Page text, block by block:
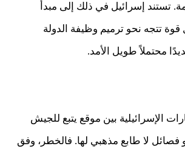
تستند إسرائيل في ذلك إلى مبدأ
تتجه نحو ترميم وظيفة الدولة
محتملاً طويل الأمد.
الإسرائيلية بين موقع يتبع للجيش
فصائل لا طابع مذهبي لها. فالخطر، وفق